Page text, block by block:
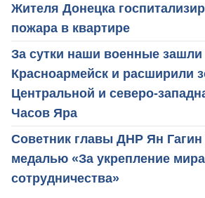
Жителя Донецка
пожара в квартире
За сутки наши военные зашли
Красноармейск и расширили
Центральной и северо-
Часов Яра
Советник главы ДНР Ян Гагин
медалью «За укрепление
сотрудничества»